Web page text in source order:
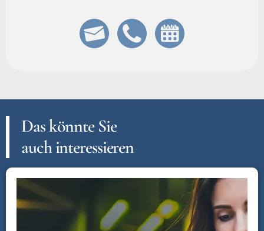
Das könnte Sie
auch interessieren